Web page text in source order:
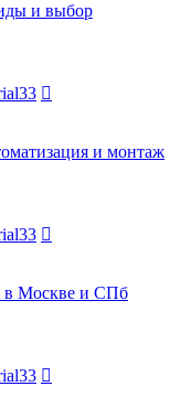
и выбор
и монтаж
в Москве и СПб